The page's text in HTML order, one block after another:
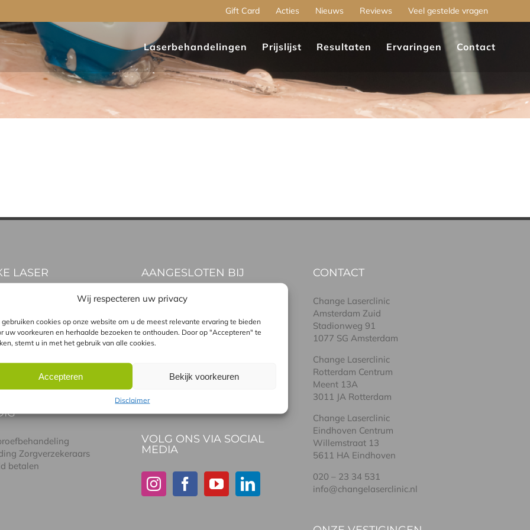
Wij respecteren uw privacy
gebruiken cookies op onze website om u de meest relevante ervaring te bieden
uw voorkeuren en herhaalde bezoeken te onthouden. Door op "Accepteren" te
stemt u in met het gebruik van alle cookies.
Accepteren Bekijk voorkeuren
Disclaimer
Gift Card Acties Nieuws Reviews Veel gestelde vragen
Laserbehandelingen Prijslijst Resultaten Ervaringen Contact
LASER
met de Alma-Q
met de Soprano pro
met de GentleLase
GentleLASE en Soprano
laser en IPL
Zorgverzekeraars
betalen
AANGESLOTEN BIJ
VOLG ONS VIA SOCIAL
MEDIA
CONTACT
Change Laserclinic
Amsterdam Zuid
Stadionweg 91
1077 SG Amsterdam
Change Laserclinic
Rotterdam Centrum
Meent 13A
3011 JA Rotterdam
Change Laserclinic
Eindhoven Centrum
Willemstraat 13
5611 HA Eindhoven
020 – 23 34 531
info@changelaserclinic.nl